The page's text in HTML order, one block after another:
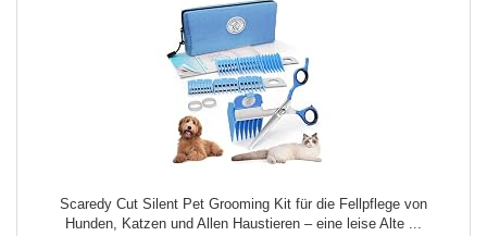
Scaredy Cut Silent Pet Grooming Kit für die Fellpflege von
Hunden, Katzen und Allen Haustieren – eine leise Alte ...